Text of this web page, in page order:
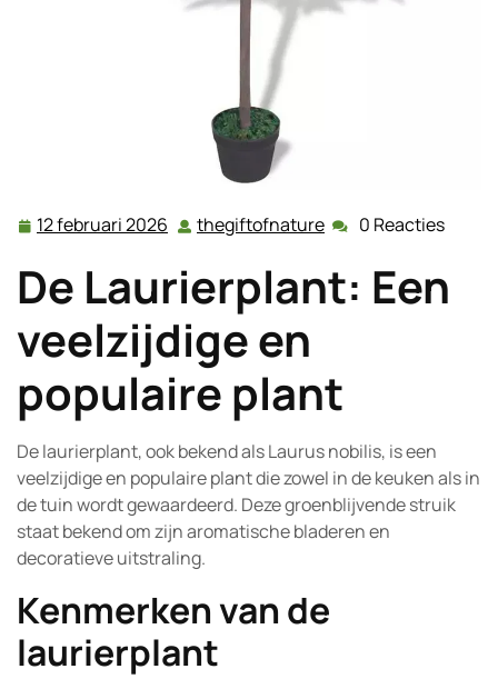
12 februari 2026 12
2026
thegiftofnature thegiftofnature
0 Reacties
De Laurierplant: Een
veelzijdige en
populaire plant
De laurierplant, ook bekend als Laurus nobilis, is een
veelzijdige en populaire plant die zowel in de keuken als in
de tuin wordt gewaardeerd. Deze groenblijvende struik
staat bekend om zijn aromatische bladeren en
decoratieve uitstraling.
Kenmerken van de
laurierplant